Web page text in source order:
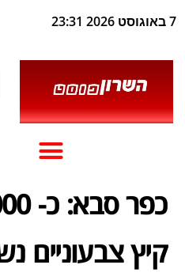
7 באוגוסט 2026 23:31
קיץ צבעוניים